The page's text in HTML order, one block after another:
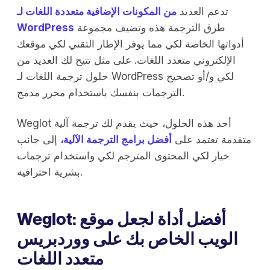
تدعم العديد من المكونات الإضافية متعددة اللغات لـ
WordPress
أدواتها الخاصة لكي مما يوفر الإطار التقني لكي موقعك
الإلكتروني متعدد اللغات. على مثل تتيح لك العديد من
حلول ترجمة اللغات لـ WordPress لكي و/أو تصحيح
الترجمات بنفسك باستخدام محرر مدمج.
Weglot أحد هذه الحلول، حيث يقدم لك ترجمة آلية
متقدمة تعتمد على أفضل برامج الترجمة الآلية، إلى جانب
خيار لكي المحتوى المترجم لكي واستخدام ترجمات
بشرية احترافية.
Weglot: أفضل أداة لجعل موقع
الويب الخاص بك على ووردبريس
متعدد اللغات